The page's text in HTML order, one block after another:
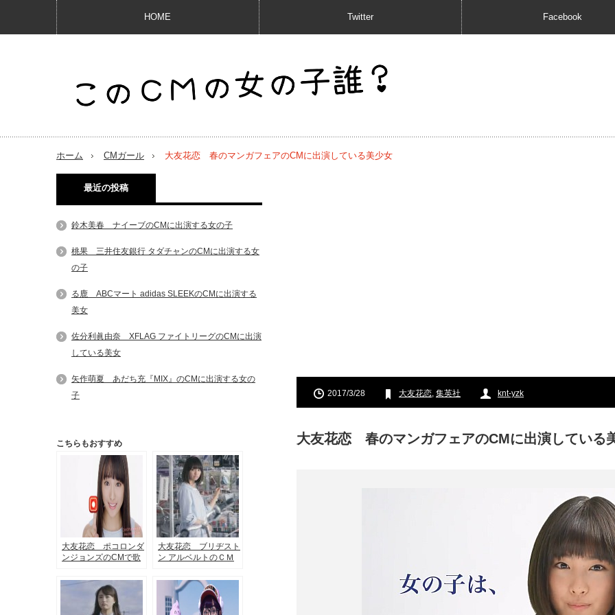
HOME Twitter Facebook
ホーム CMガール 大友花恋 春のマンガフェアのCMに出演している美少女
2017/3/28 大友花恋, 集英社 knt-yzk
大友花恋 春のマンガフェアのCMに出演している
最近の投稿
鈴木美春 ナイーブのCMに出演する女の子
桃果 三井住友銀行 タダチャンのCMに出演する女
の子
る鹿 ABCマート adidas SLEEKのCMに出演する
美女
佐分利眞由奈 XFLAG ファイトリーグのCMに出演
している美女
矢作萌夏 あだち充『MIX』のCMに出演する女の
子
こちらもおすすめ
大友花恋 ポコロンダ
ンジョンズのCMで歌
大友花恋 ブリヂスト
ン アルベルトのＣＭ
る可愛い女の子